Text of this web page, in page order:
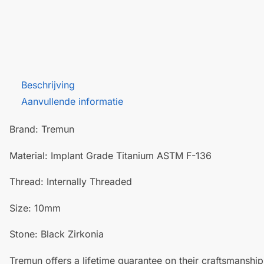
Beschrijving
Aanvullende informatie
Brand: Tremun
Material: Implant Grade Titanium ASTM F-136
Thread: Internally Threaded
Size: 10mm
Stone: Black Zirkonia
Tremun offers a lifetime guarantee on their